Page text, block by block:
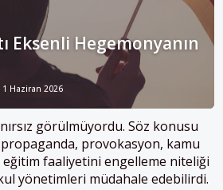
Eksenli Hegemonyanın
1 Haziran 2026
görülmüyordu. Söz konusu
provokasyon, kamu
faaliyetini engelleme niteliği
yönetimleri müdahale edebilirdi.